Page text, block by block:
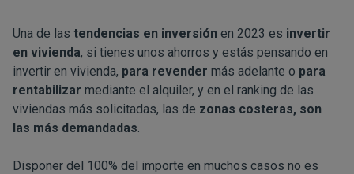
Una de las tendencias en inversión en 2023 es invertir
en vivienda, si tienes unos ahorros y estás pensando en
invertir en vivienda, para revender más adelante o para
rentabilizar mediante el alquiler, y en el ranking de las
viviendas más solicitadas, las de zonas costeras, son
las más demandadas.
Disponer del 100% del importe en muchos casos no es